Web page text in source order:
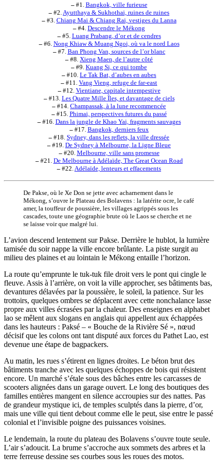
–#1. Bangkok, ville furieuse
– #2. Ayutthaya & Sukhothai, ruines de ruines
–#3. Chiang Mai & Chiang Rai, vestiges du Lanna
– #4. Descendre le Mékong
–#5. Luang Prabang, d’or et de cendres
–#6. Nong Khiaw & Muang Ngoi, où va le nord Laos
–#7. Ban Phong Van, sources de l’or blanc
– #8. Xieng Maen, de l’autre côté
– #9. Kuang Si, ce qui tombe
– #10. Le Tak Bat, d’aubes en aubes
– #11. Vang Vieng, refuge de far-east
–#12. Vientiane, capitale intempestive
–#13. Les Quatre Mille Îles, et davantage de ciels
– #14. Champassak, à la lune recommencée
–#15. Phimai, perspectives futures du passé
–#16. Dans la jungle de Khao Yai, fragments sauvages
–#17. Bangkok, derniers feux
– #18. Sydney, dans les reflets, la ville dressée
– #19. De Sydney à Melbourne, la Ligne Bleue
–#20. Melbourne, ville sans promesse
–#21. De Melbourne à Adélaïde, The Great Ocean Road
– #22. Adélaïde, lenteurs et effacements
De Pakse, où le Xe Don se jette avec acharnement dans le
Mékong, s’ouvre le Plateau des Bolavens : la latérite ocre, le café
amer, la touffeur de poussière, les villages agrippés sous les
cascades, toute une géographie brute où le Laos se cherche et ne
se laisse voir que malgré lui.
L’avion descend lentement sur Pakse. Derrière le hublot, la lumière
tamisée du soir nappe la ville encore brûlante. La piste surgit au
milieu des plaines et au lointain le Mékong entaille l’horizon.
La route qu’emprunte le tuk-tuk file droit vers le pont qui cingle le
fleuve. Assis à l’arrière, on voit la ville approcher, ses bâtiments bas,
devantures délavées par la poussière, le soleil, la patience. Sur les
trottoirs, quelques ombres se déplacent avec cette nonchalance lasse
propre aux villes écrasées par la chaleur. Des enseignes en alphabet
lao se mêlent aux slogans en anglais qui appellent aux échappées
dans les hauteurs : Paksé – « Bouche de la Rivière Sé », nœud
décisif que les colons ont tant disputé aux forces du Pathet Lao, est
devenue une étape de bagpackers.
Au matin, les rues s’étirent en lignes droites. Le béton brut des
bâtiments tranche avec les quelques échoppes de bois qui résistent
encore. Un marché s’étale sous des bâches entre les carcasses de
scooters alignées dans un garage ouvert. Le long des boutiques des
familles entières mangent en silence accroupies sur des nattes. Pas
de grandeur mystique ici, de temples sculptés dans la pierre, d’or,
mais une ville qui tient debout comme elle le peut, sise entre le passé
colonial et l’invisible poigne des puissances voisines.
Le lendemain, la route du plateau des Bolavens s’ouvre toute seule.
L’air s’adoucit. La brume s’accroche aux sommets des arbres et la
terre ferreuse dessine ses courbes sous les roues des motos.